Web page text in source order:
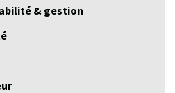
& gestion